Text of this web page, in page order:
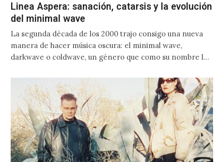
Linea Aspera: sanación, catarsis y la evolución
del minimal wave
La segunda década de los 2000 trajo consigo una nueva
manera de hacer música oscura: el minimal wave,
darkwave o coldwave, un género que como su nombre lo
ser solo un sintetizador y una voz